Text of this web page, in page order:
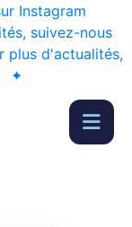
Instagram
suivez-nous
plus d'actualités,
✦